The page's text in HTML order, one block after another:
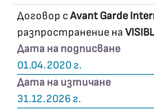
Договор сAvant Garde
разпространение на
Дата на подписване
01.04.2020 г.
Дата на изтичане
31.12.2026 г.